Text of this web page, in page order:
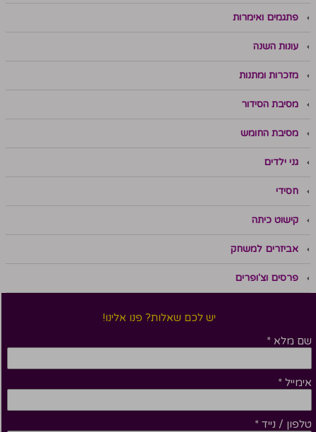
פתגמים ואימרות
עונות השנה
מזכרות ומתנות
מסיבת הסידור
מסיבת החומש
גני ילדים
חסידי
קישוט כיתה
אביזרים למשחק
פרסים וצ'ופרים
יש לכם שאלות? פנו אלינו!
שם מלא *
אימייל *
טלפון / נייד *